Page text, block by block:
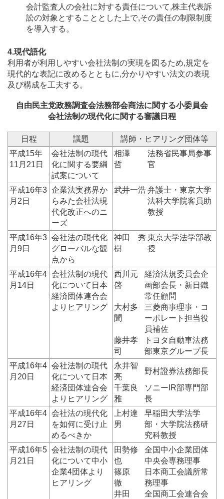
会計監査人の会社に対する責任について,株主代表訴
訟の対象とすることとした上で,その責任の制限制度
を導入する。
4.現代語化
利用者が利用しやすい会社法制の実現を図るため,規定を
現代的な表記に改めるとともに,分かりやすい法文の表現
及び構成を工夫する。
自由民主党政務調査会法務部会商法に関する小委員会
会社法制の現代化に関する審議日程
日程 議題
講師・ヒアリング団体等
平成15年
11月21日
会社法制の現代
化に関する要綱
試案について
相澤
哲
法務省民事局参事
官
平成16年3
月2日
企業法実務界か
らみた会社法現
代化改正へのニ
ーズ
武井一浩弁護士・東京大学
法科大学院客員助
教授
平成16年3
月9日
会社法の現代化
グローバルな観
点から
神田 秀
樹
東京大学法学部教
授
平成16年4
月14日
会社法制の現代
化について日本
経済団体連合会
よりヒアリング
西川元
啓
経済法規委員会企
画部会長・新日鐵
常任顧問
大村多
聞
三菱商事理事・コ
ーポレート担当役
員補佐
藤井孝
司
トヨタ自動車法務
部東京グループ長
平成16年4
月20日
会社法制の現代
化について日本
経済団体連合会
よりヒアリング
永井智
亮
野村證券法務部長
千葉良
雅
ソニーIR部専門部
長
平成16年4
月27日
会社法の現代化
を如何に受け止
めるべきか
上村達
男
早稲田大学法学
部・大学院法務研
究科教授
平成16年5
月21日
会社法制の現代
化について中小
企業4団体より
ヒアリング
田勢修
也
全国中小企業団体
中央会専務理事
篠原
徹
日本商工会議所常
務理事
井田
全国商工会連合会